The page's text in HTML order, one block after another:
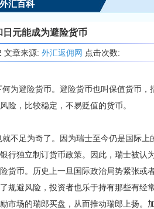
外汇百科
日元能成为避险货币
文章来源: 外汇返佣网 点击次数:
避险货币。避险货币也叫保值货币，
险，比较稳定，不易贬值的货币。
足为奇了。因为瑞士至今仍是国际上
行独立制订货币政策。因此，瑞士被认
货币。历史上一旦国际政治局势紧张或
规避风险，投资者也乐于持有那些有经
市场的瑞郎买盘，从而推动瑞郎上扬。